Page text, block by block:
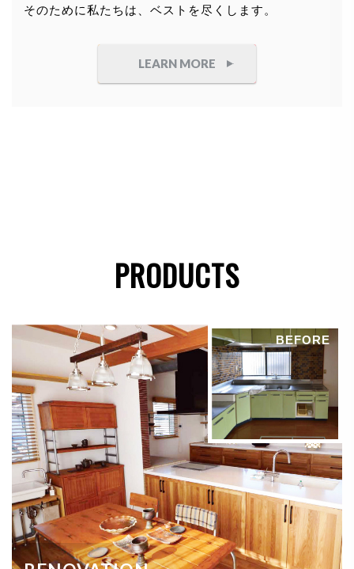
そのために私たちは、ベストを尽くします。
LEARN MORE
PRODUCTS
BEFORE
個人情報の安全対策
当社は、個人情報の正確性及び安全性確保のために、
セキュリティに万全の対策を講じています。
ご本人の照会
お客さまがご本人の個人情報の照会・修正・削除など
をご希望される場合には、ご本人であることを確認の
上、対応させていただきます。